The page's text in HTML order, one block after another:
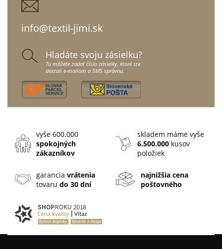
info@textil-jimi.sk
Hladáte svoju zásielku?
Tu môžete zadať číslo zásielky, ktoré ste
dostali e-mailom a SMS správou.
vyše 600.000
spokojných
zákazníkov
skladem máme vyše
6.500.000 kusov
položiek
garanciavrátenia
tovarudo 30 dní
najnižšia cena
poštovného